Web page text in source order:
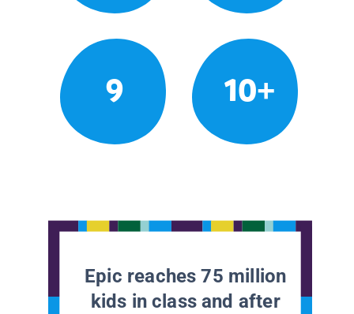
9 10+
Epic reaches 75 million
kids in class and after